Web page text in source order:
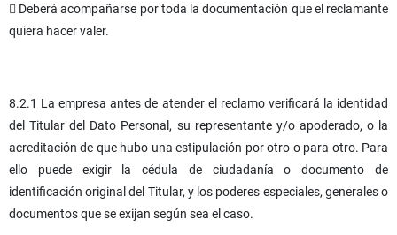
 Deberá acompañarse por toda la documentación que el reclamante
quiera hacer valer.
8.2.1 La empresa antes de atender el reclamo verificará la identidad
del Titular del Dato Personal, su representante y/o apoderado, o la
acreditación de que hubo una estipulación por otro o para otro. Para
ello puede exigir la cédula de ciudadanía o documento de
identificación original del Titular, y los poderes especiales, generales o
documentos que se exijan según sea el caso.